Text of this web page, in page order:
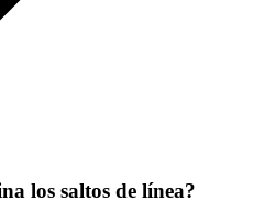
los saltos de línea?